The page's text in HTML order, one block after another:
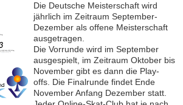
Die Deutsche Meisterschaft wird
jährlich im Zeitraum September-
Dezember als offene Meisterschaft
ausgetragen.
Die Vorrunde wird im September
ausgespielt, im Zeitraum Oktober bis
November gibt es dann die Play-
offs. Die Finalrunde findet Ende
November Anfang Dezember statt.